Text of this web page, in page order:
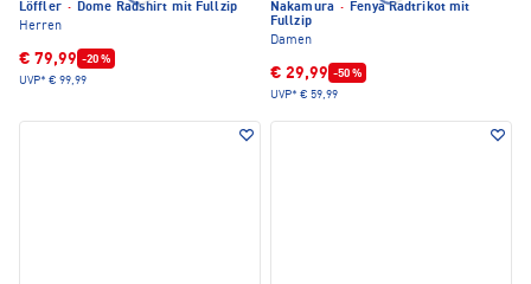
Löffler · Dome Radshirt mit Fullzip
Herren
€ 79,99 -20 %
UVP* € 99,99
Nakamura · Fenya Radtrikot mit
Fullzip
Damen
€ 29,99 -50 %
UVP* € 59,99